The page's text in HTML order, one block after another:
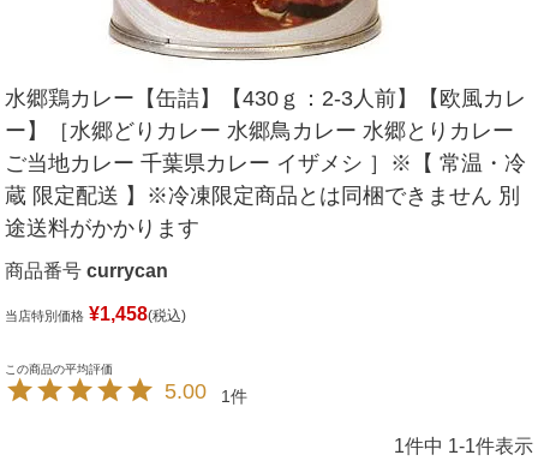
水郷鶏カレー【缶詰】【430ｇ：2-3人前】【欧風カレ
ー】［水郷どりカレー 水郷鳥カレー 水郷とりカレー
ご当地カレー 千葉県カレー イザメシ ］※【 常温・冷
蔵 限定配送 】※冷凍限定商品とは同梱できません 別
途送料がかかります
商品番号 currycan
当店特別価格 ¥1,458 税込
5.00 1
1件中 1-1件表示